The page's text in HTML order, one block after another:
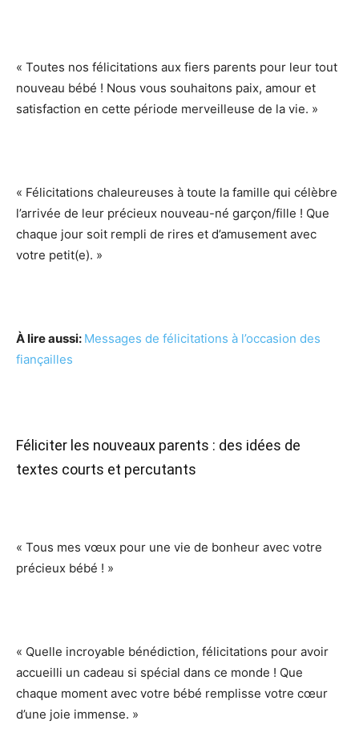
« Toutes nos félicitations aux fiers parents pour leur tout
nouveau bébé ! Nous vous souhaitons paix, amour et
satisfaction en cette période merveilleuse de la vie. »
« Félicitations chaleureuses à toute la famille qui célèbre
l’arrivée de leur précieux nouveau-né garçon/fille ! Que
chaque jour soit rempli de rires et d’amusement avec
votre petit(e). »
À lire aussi: Messages de félicitations à l’occasion des
fiançailles
Féliciter les nouveaux parents : des idées de
textes courts et percutants
« Tous mes vœux pour une vie de bonheur avec votre
précieux bébé ! »
« Quelle incroyable bénédiction, félicitations pour avoir
accueilli un cadeau si spécial dans ce monde ! Que
chaque moment avec votre bébé remplisse votre cœur
d’une joie immense. »